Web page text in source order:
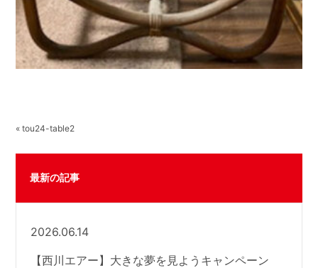
« tou24-table2
最新の記事
2026.06.14
【西川エアー】大きな夢を見ようキャンペーン